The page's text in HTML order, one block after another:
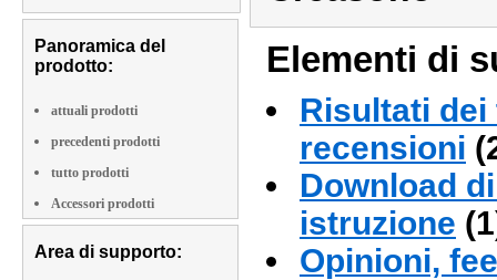
Panoramica del
prodotto:
attuali prodotti
precedenti prodotti
tutto prodotti
Accessori prodotti
Area di supporto:
Elementi di
Risultati
recensioni
Download
istruzione
Opinioni,